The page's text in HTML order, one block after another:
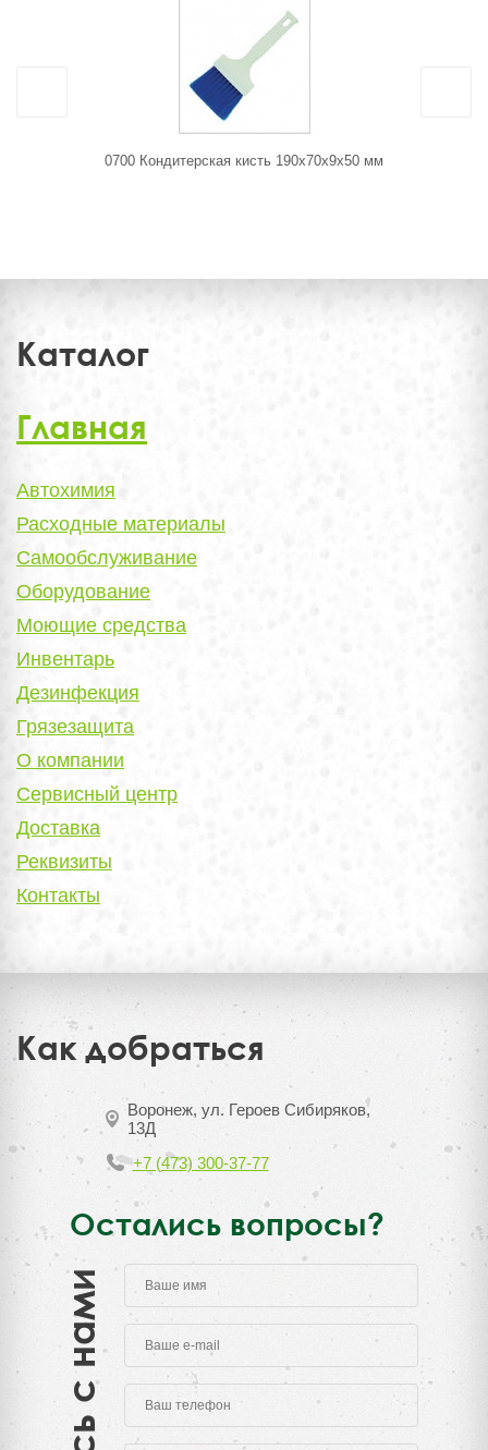
0700 Кондитерская кисть 190x70x9x50 мм
Каталог
Главная
Автохимия
Расходные материалы
Самообслуживание
Оборудование
Моющие средства
Инвентарь
Дезинфекция
Грязезащита
О компании
Сервисный центр
Доставка
Реквизиты
Контакты
Как добраться
Воронеж, ул. Героев Сибиряков,
13Д
+7 (473) 300-37-77
Остались вопросы?